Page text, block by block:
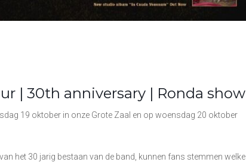
| 30th anniversary | Ronda show
19 oktober in onze Grote Zaal en op woensdag 20 oktober
het 30 jarig bestaan van de band, kunnen fans stemmen welke